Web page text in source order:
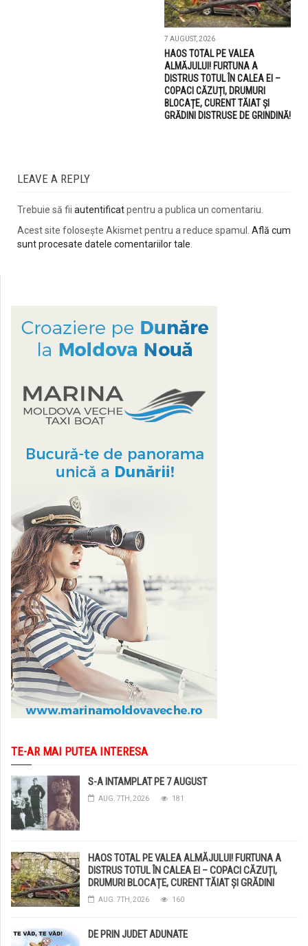
7 AUGUST, 2026
HAOS TOTAL PE VALEA
ALMĂJULUI! FURTUNA A
DISTRUS TOTUL ÎN CALEA EI –
COPACI CĂZUȚI, DRUMURI
BLOCAȚE, CURENT TĂIAT ȘI
GRĂDINI DISTRUSE DE GRINDINĂ!
LEAVE A REPLY
Trebuie să fii autentificatpentru a publica un comentariu.
Acest site folosește Akismet pentru a reduce spamul. Află cum
sunt procesate datele comentariilor tale
TE-AR MAI PUTEA INTERESA
S-A INTAMPLAT PE 7 AUGUST
AUG. 7TH, 2026 181
HAOS TOTAL PE VALEA ALMĂJULUI! FURTUNA A
DISTRUS TOTUL ÎN CALEA EI – COPACI CĂZUȚI,
DRUMURI BLOCAȚE, CURENT TĂIAT ȘI GRĂDINI
DISTRUSE DE GRINDINĂ!
AUG. 7TH, 2026 160
DE PRIN JUDET ADUNATE